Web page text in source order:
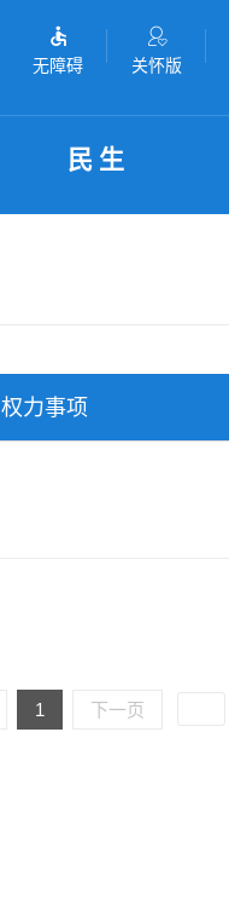
无障碍 关怀版
民生
权力事项
1 下一页